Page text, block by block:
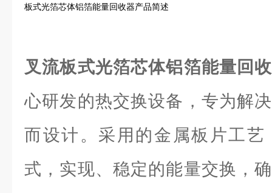
板式光箔芯体铝箔能量回收器产品简述
叉流板式光箔芯体铝箔能量回
心研发的热交换设备，专为解
而设计。采用的金属板片工艺
式，实现、稳定的能量交换，